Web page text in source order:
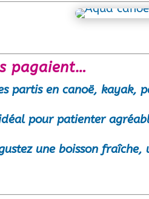
pagaient…
partis encanoë,kayak,
pour patienter
une boisson